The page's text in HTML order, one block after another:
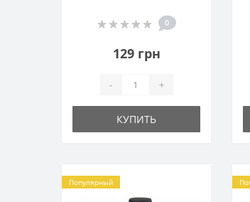
0
129 грн
- +
КУПИТЬ
Популярный